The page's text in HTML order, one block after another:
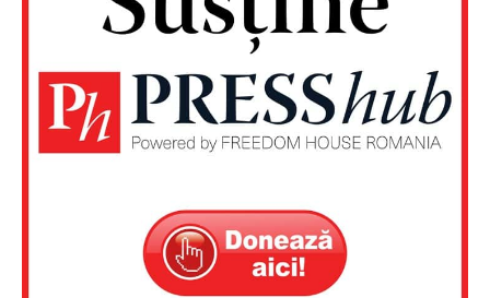
Despre noi / Echipa
Proiecte editoriale